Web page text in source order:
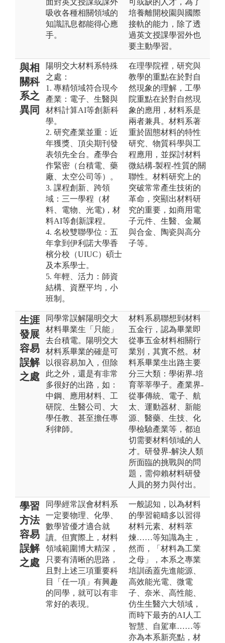
吸收各種相關領域的
知識訊息都能得心應
手。
培養離開校園與國際
接軌的能力，除了透
過英文授課學習外也
要主動學習。
與相
關科
系之
異同
陽明交大材料系特殊
之處：
1. 專精領域符合現今
產業：電子、生醫與
材料計算AI等創新科
學。
2. 研究產業並重：近
年獲獎、頂尖期刊發
表領先全台。產學合
作緊密（台積電、藥
廠、太空公司等）。
3. 課程創新、跨領
域：三一學程（材
料、電物、光電)，材
料AI等創新課程。
4. 名校雙聯學位：五
年拿到伊利諾大學香
檳分校（UIUC）碩士
及本系學士。
5. 年輕、活力：師資
結構、資歷平均，小
班制。
在理學院裡，研究與
教學的重點在於對自
然現象的理解，工學
院重點在於對自然現
象的應用，材料系是
兩者兼具。材料系著
重於固態材料的特性
研究、物質科學與工
程應用，並探討材料
微結構-製程-性質的關
聯性。材料研究上的
突破常常產生技術的
革命，突顯出材料研
究的重要，如商用電
子元件、生醫、金屬
與合金、陶瓷與高分
子等。
生涯
發展
容易
誤解
之處
同學常誤解陽明交大
材料畢業生「只能」
去台積電。陽明交大
材料系畢業的確是可
以很容易加入，但除
此之外，還是有非常
多很好的出路，如：
中鋼、應用材料、工
研院、生醫公司、大
學任教、甚至擔任專
利律師。
材料系易聯想到材料
五金行，認為畢業即
從事五金材料相關行
業別，其實不然。材
料系畢業生出路主要
分三大類：學術界-培
育莘莘學子。產業界-
從事傳統、電子、航
太、運動器材、新能
源、醫藥、生技、化
學檢驗產業等，都迫
切需要材料領域的人
才。研發界-解決人類
所面臨的挑戰與的問
題，需仰賴材料研發
人員的努力與付出。
學習
方法
容易
誤解
之處
同學經常誤會材料系
一定要物理、化學、
數學皆優才適合就
讀。但實際上，材料
領域範圍博大精深，
只要有清晰的思路，
且對上述三項重要科
目「任一項」有興趣
的同學，就可以有非
常好的表現。
一般認知，以為材料
的學習範疇多以習得
材料元素、材料萃
煉……等知識為主，
然而，「材料為工業
之母」，本系之專業
培訓函蓋先進能源、
高效能光電、微電
子、奈米、高性能、
仿生生醫六大領域，
而時下最夯的AI人工
智慧、自駕車……等
亦為本系新亮點，材